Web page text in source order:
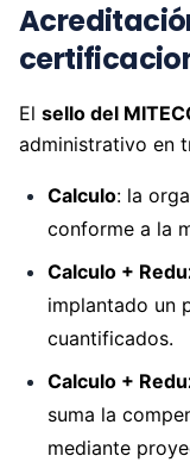
El sello del
administrativo en
Calculo: la
conforme a la
Calculo +
implantado un
cuantificados.
Calculo +
suma la
mediante